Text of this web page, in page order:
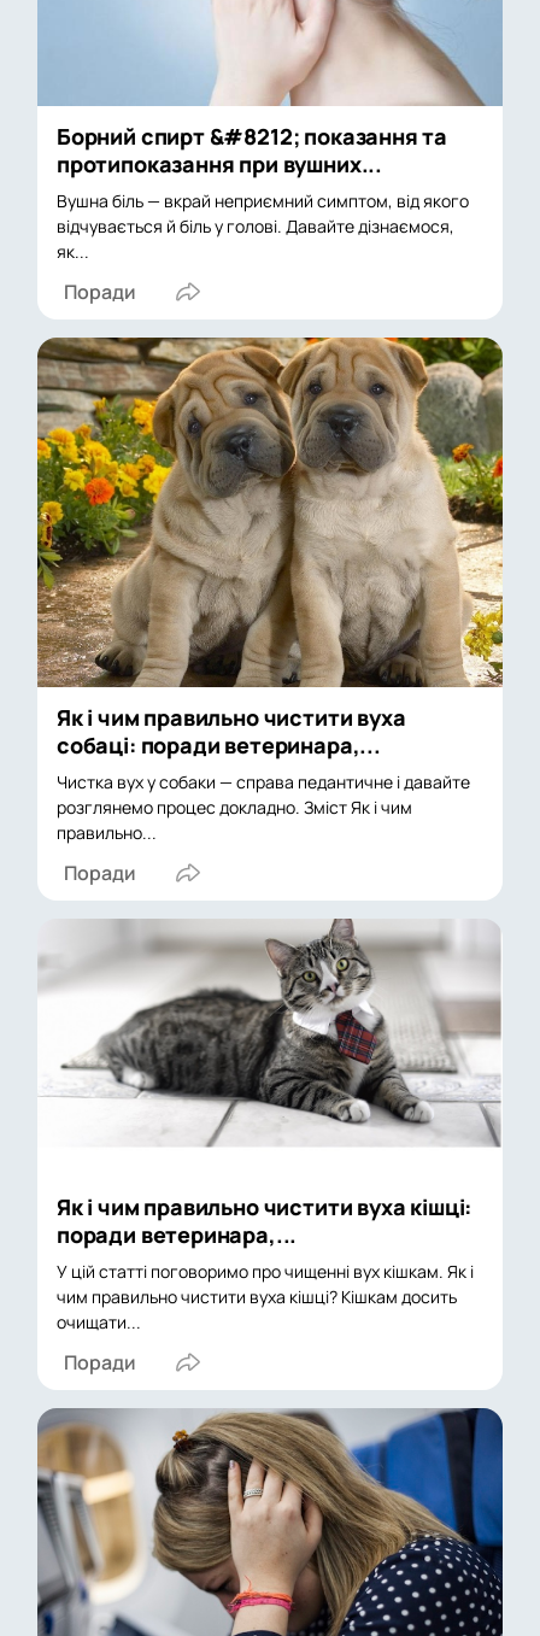
Борний спирт &#8212; показання та
протипоказання при вушних...
Вушна біль — вкрай неприємний симптом, від якого
відчувається й біль у голові. Давайте дізнаємося,
як...
Поради
Як і чим правильно чистити вуха
собаці: поради ветеринара,...
Чистка вух у собаки — справа педантичне і давайте
розглянемо процес докладно. Зміст Як і чим
правильно...
Поради
Як і чим правильно чистити вуха кішці:
поради ветеринара,...
У цій статті поговоримо про чищенні вух кішкам. Як і
чим правильно чистити вуха кішці? Кішкам досить
очищати...
Поради